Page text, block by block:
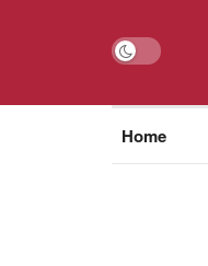
Home